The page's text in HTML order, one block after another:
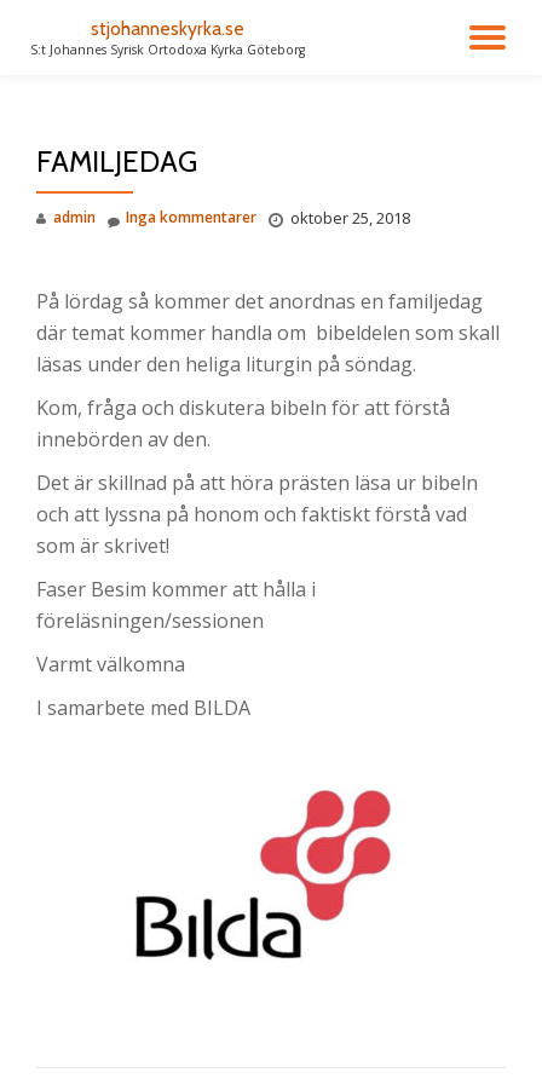
stjohanneskyrka.se
S:t Johannes Syrisk Ortodoxa Kyrka Göteborg
FAMILJEDAG
admin oktober 25, 2018
Inga kommentarer
På lördag så kommer det anordnas en familjedag
där temat kommer handla om bibeldelen som skall
läsas under den heliga liturgin på söndag.
Kom, fråga och diskutera bibeln för att förstå
innebörden av den.
Det är skillnad på att höra prästen läsa ur bibeln
och att lyssna på honom och faktiskt förstå vad
som är skrivet!
Faser Besim kommer att hålla i
föreläsningen/sessionen
Varmt välkomna
I samarbete med BILDA